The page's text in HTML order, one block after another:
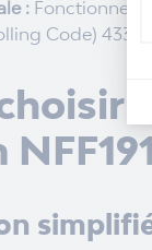
: Fonctionne
Code) 433